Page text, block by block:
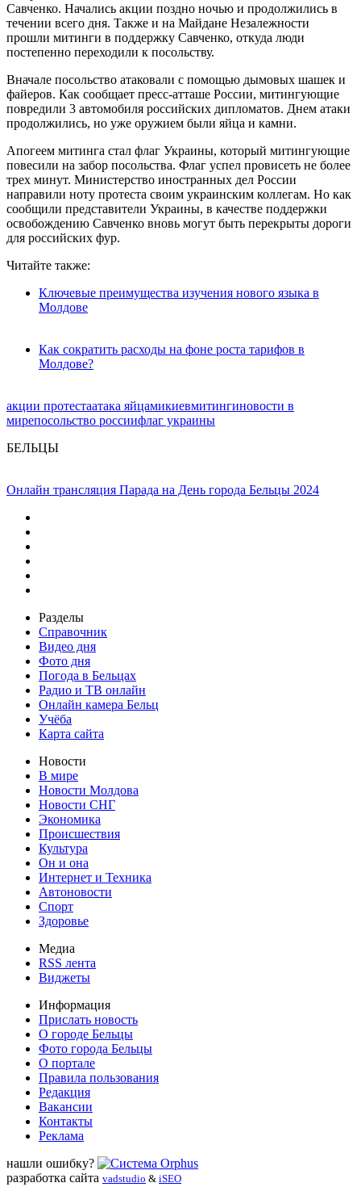
Савченко. Начались акции поздно ночью и продолжились в
течении всего дня. Также и на Майдане Незалежности
прошли митинги в поддержку Савченко, откуда люди
постепенно переходили к посольству.
Вначале посольство атаковали с помощью дымовых шашек и
файеров. Как сообщает пресс-атташе России, митингующие
повредили 3 автомобиля российских дипломатов. Днем атаки
продолжились, но уже оружием были яйца и камни.
Апогеем митинга стал флаг Украины, который митингующие
повесили на забор посольства. Флаг успел провисеть не более
трех минут. Министерство иностранных дел России
направили ноту протеста своим украинским коллегам. Но как
сообщили представители Украины, в качестве поддержки
освобождению Савченко вновь могут быть перекрыты дороги
для российских фур.
Читайте также:
Ключевые преимущества изучения нового языка в
Молдове
Как сократить расходы на фоне роста тарифов в
Молдове?
акции протестаатака яйцамикиевмитингиновости в
мирепосольство россиифлаг украины
БЕЛЬЦЫ
Онлайн трансляция Парада на День города Бельцы 2024
Разделы
Справочник
Видео дня
Фото дня
Погода в Бельцах
Радио и ТВ онлайн
Онлайн камера Бельц
Учёба
Карта сайта
Новости
В мире
Новости Молдова
Новости СНГ
Экономика
Происшествия
Культура
Он и она
Интернет и Техника
Автоновости
Спорт
Здоровье
Медиа
RSS лента
Виджеты
Информация
Прислать новость
О городе Бельцы
Фото города Бельцы
О портале
Правила пользования
Редакция
Вакансии
Контакты
Реклама
нашли ошибку?
разработка сайта vadstudio & iSEO